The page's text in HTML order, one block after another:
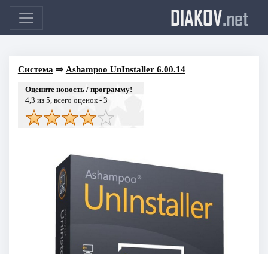
DIAKOV.net
Система ⇒ Ashampoo UnInstaller 6.00.14
Оцените новость / программу!
4,3 из 5, всего оценок - 3